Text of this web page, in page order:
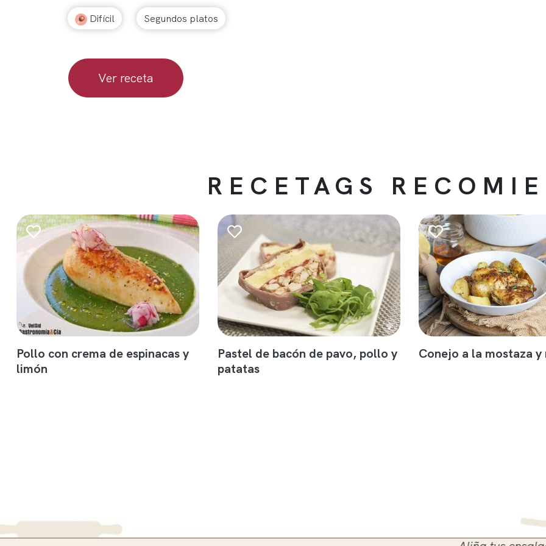
Difícil Segundos platos
Ver receta
RECETAGS
Pollo con crema de espinacas y
limón
Pastel de bacón de pavo, pollo y
patatas
Conejo a la mostaza y